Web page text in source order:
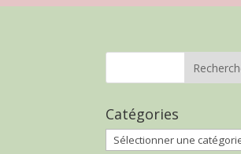
Catégories
Catégories